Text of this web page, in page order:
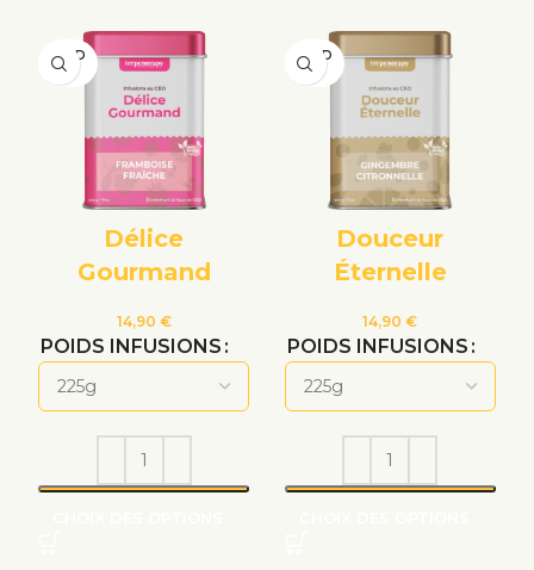
VEND
U
Délice
Gourmand
14,90 €
POIDS INFUSIONS
VEND
U
Douceur
Éternelle
14,90€
POIDS INFUSIONS